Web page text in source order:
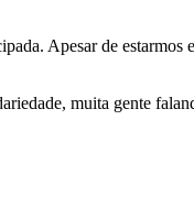
Apesar de
muita gente